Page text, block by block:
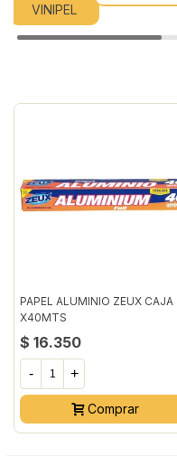
VINIPEL
PAPEL ALUMINIO ZEUX CAJA
X40MTS
$ 16.350
- +
Comprar